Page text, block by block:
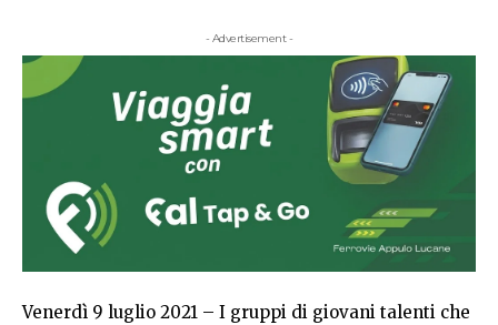
- Advertisement -
Venerdì 9 luglio 2021 – I gruppi di giovani talenti che